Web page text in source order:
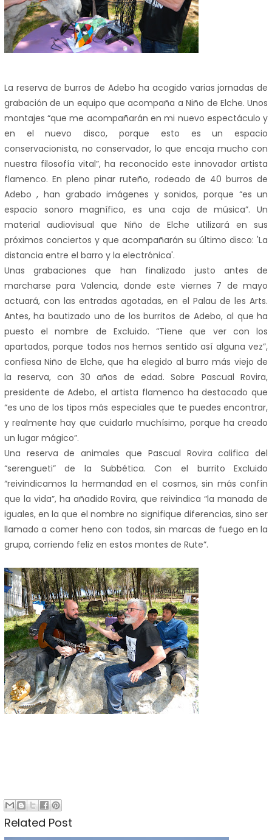
La reserva de burros de Adebo ha acogido varias jornadas de
grabación de un equipo que acompaña a Niño de Elche. Unos
montajes “que me acompañarán en mi nuevo espectáculo y
en el nuevo disco, porque esto es un espacio
conservacionista, no conservador, lo que encaja mucho con
nuestra filosofía vital”, ha reconocido este innovador artista
flamenco. En pleno pinar ruteño, rodeado de 40 burros de
Adebo , han grabado imágenes y sonidos, porque “es un
espacio sonoro magnífico, es una caja de música”. Un
material audiovisual que Niño de Elche utilizará en sus
próximos conciertos y que acompañarán su último disco: 'La
distancia entre el barro y la electrónica'.
Unas grabaciones que han finalizado justo antes de
marcharse para Valencia, donde este viernes 7 de mayo
actuará, con las entradas agotadas, en el Palau de les Arts.
Antes, ha bautizado uno de los burritos de Adebo, al que ha
puesto el nombre de Excluido. “Tiene que ver con los
apartados, porque todos nos hemos sentido así alguna vez”,
confiesa Niño de Elche, que ha elegido al burro más viejo de
la reserva, con 30 años de edad. Sobre Pascual Rovira,
presidente de Adebo, el artista flamenco ha destacado que
“es uno de los tipos más especiales que te puedes encontrar,
y realmente hay que cuidarlo muchísimo, porque ha creado
un lugar mágico”.
Una reserva de animales que Pascual Rovira califica del
“serengueti” de la Subbética. Con el burrito Excluido
“reivindicamos la hermandad en el cosmos, sin más confín
que la vida”, ha añadido Rovira, que reivindica “la manada de
iguales, en la que el nombre no signifique diferencias, sino ser
llamado a comer heno con todos, sin marcas de fuego en la
grupa, corriendo feliz en estos montes de Rute”.
Related Post